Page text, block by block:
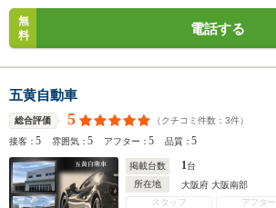
無
料
電話する
五黄自動車
総合評価 5 （クチコミ件数： 3件）
接客：5 雰囲気：5 アフター：5 品質：5
掲載台数 1台
所在地
大阪府 大阪南部
スタッフ
アフター